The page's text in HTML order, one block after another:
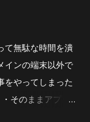
変更すらしてくれ
・ βのバージョン
と一緒に自爆し
の話も進んでい
移植する事にし
て無駄な時間を潰
インの端末以外で
をやってしまった
そのままアプリ